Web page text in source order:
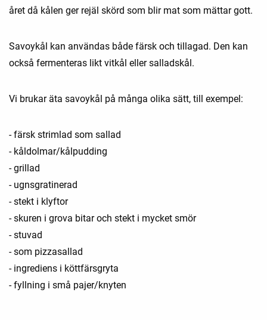
året då kålen ger rejäl skörd som blir mat som mättar gott.
Savoykål kan användas både färsk och tillagad. Den kan
också fermenteras likt vitkål eller salladskål.
Vi brukar äta savoykål på många olika sätt, till exempel:
- färsk strimlad som sallad
- kåldolmar/kålpudding
- grillad
- ugnsgratinerad
- stekt i klyftor
- skuren i grova bitar och stekt i mycket smör
- stuvad
- som pizzasallad
- ingrediens i köttfärsgryta
- fyllning i små pajer/knyten